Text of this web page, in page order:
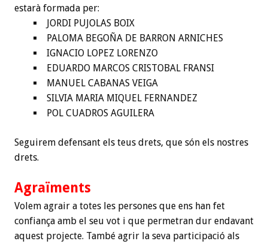
estarà formada per:
JORDI PUJOLAS BOIX
PALOMA BEGOÑA DE BARRON ARNICHES
IGNACIO LOPEZ LORENZO
EDUARDO MARCOS CRISTOBAL FRANSI
MANUEL CABANAS VEIGA
SILVIA MARIA MIQUEL FERNANDEZ
POL CUADROS AGUILERA
Seguirem defensant els teus drets, que són els nostres
drets.
Agraïments
Volem agrair a totes les persones que ens han fet
confiança amb el seu vot i que permetran dur endavant
aquest projecte. També agrir la seva participació als